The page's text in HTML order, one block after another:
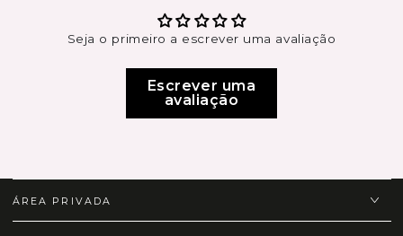
Seja o primeiro a escrever uma avaliação
Escrever uma
avaliação
ÁREA PRIVADA